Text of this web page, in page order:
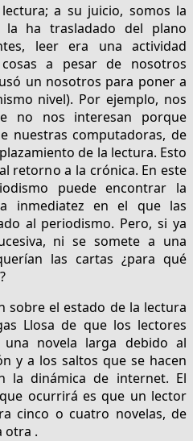
a su juicio, somos la
la ha trasladado del plano
leer era una actividad
a pesar de nosotros
un nosotros para poner a
nivel). Por ejemplo, nos
no nos interesan porque
nuestras computadoras, de
de la lectura. Esto
retorno a la crónica. En este
puede encontrar la
inmediatez en el que las
al periodismo. Pero, si ya
ni se somete a una
las cartas ¿para qué
sobre el estado de la lectura
Llosa de que los lectores
novela larga debido al
y a los saltos que se hacen
dinámica de internet. El
ocurrirá es que un lector
cinco o cuatro novelas, de
otra .